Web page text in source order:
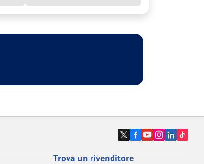
Trova un rivenditore